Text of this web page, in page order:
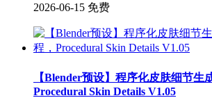
2026-06-15 免费
【Blender预设】程序化皮肤细节生
Procedural Skin Details V1.05